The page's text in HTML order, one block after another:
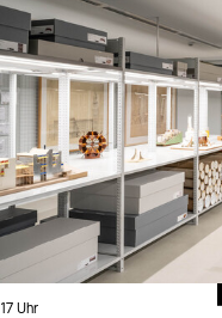
Uhrzeit:
17 Uhr